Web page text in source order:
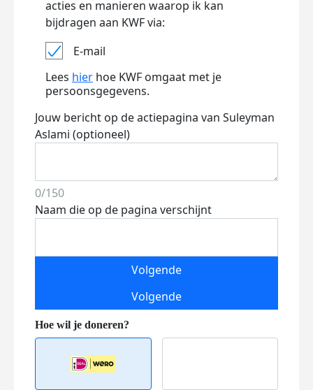
acties en manieren waarop ik kan
bijdragen aan KWF via:
E-mail
Lees hier hoe KWF omgaat met je
persoonsgegevens.
Jouw bericht op de actiepagina van Suleyman
Aslami (optioneel)
0/150
Naam die op de pagina verschijnt
Volgende
Volgende